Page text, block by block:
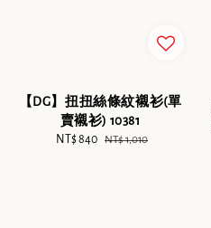
【DG】扭扭絲條紋襯衫(單
賣襯衫) 10381
Sale
NT$ 840 Regular
NT$ 1,010